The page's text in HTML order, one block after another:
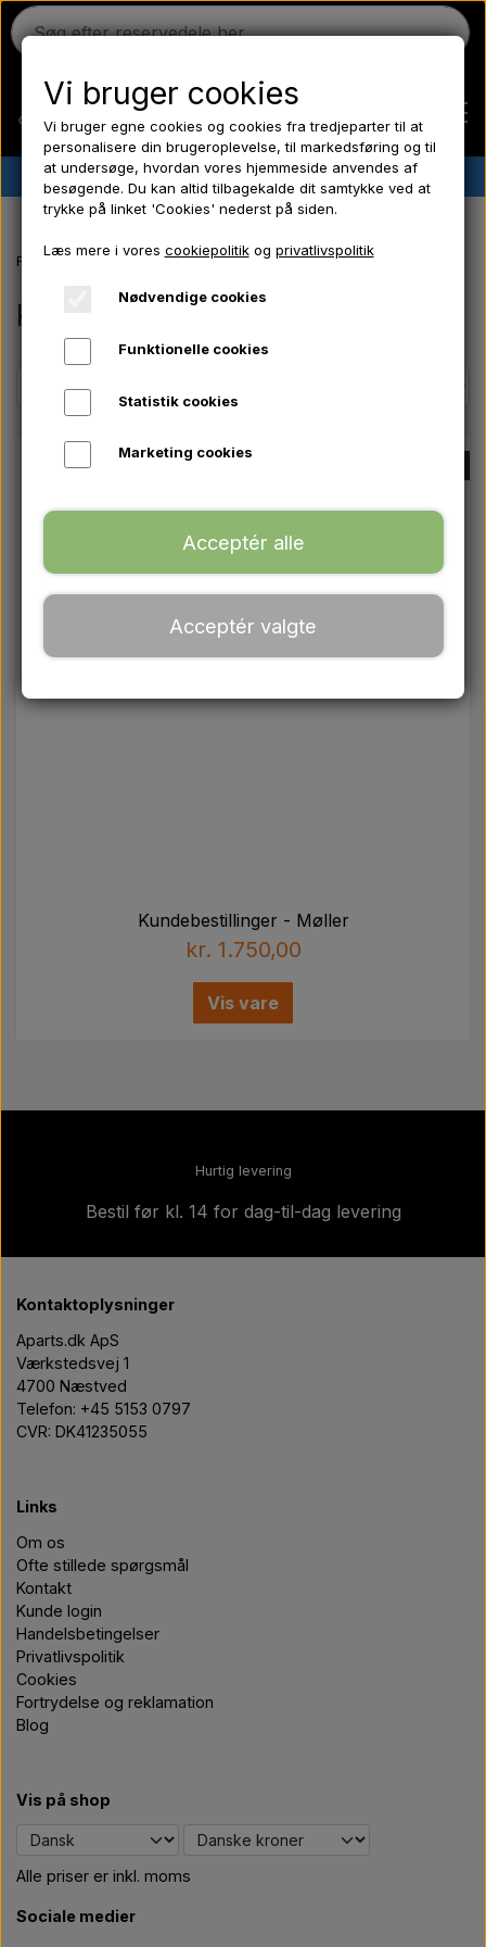
Ferguson
Massey Ferguson
Trækbomme - Topstænger mv.
Traktordæk
Olie
LED Lygter
Pære
PTO Aksler GARDLOC
Værksted/ Værktøj
Tilbud
✔︎ Dansk lager✔︎ Hurtig levering ✔︎ Lave priser
Forside Kundebestillinger
Kundebestillinger
Intet billede
Kundebestillinger - Møller
kr. 1.750,00
Vis vare
Hurtig levering
Bestil før kl. 14 for dag-til-dag levering
Kontaktoplysninger
Aparts.dk ApS
Værkstedsvej 1
4700 Næstved
Telefon: +45 5153 0797
CVR: DK41235055
Links
Om os
Ofte stillede spørgsmål
Kontakt
Kunde login
Handelsbetingelser
Privatlivspolitik
Cookies
Fortrydelse og reklamation
Blog
Vis på shop
Alle priser er inkl. moms
Sociale medier
Vi bruger cookies
Vi bruger egne cookies og cookies fra tredjeparter til at
personalisere din brugeroplevelse, til markedsføring og til
at undersøge, hvordan vores hjemmeside anvendes af
besøgende. Du kan altid tilbagekalde dit samtykke ved at
trykke på linket 'Cookies' nederst på siden.
Læs mere i vores cookiepolitikog privatlivspolitik
Nødvendige cookies
Funktionelle cookies
Statistik cookies
Marketing cookies
Acceptér alle
Acceptér valgte